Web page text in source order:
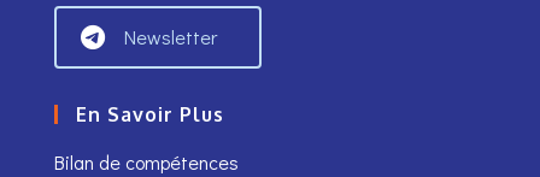
Newsletter
En Savoir Plus
Bilan de compétences